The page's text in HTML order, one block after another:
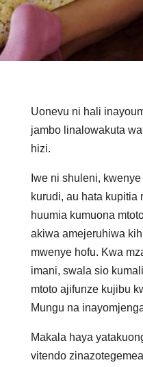
Uonevu ni hali
jambo linalowakuta
hizi.
Iwe ni shuleni,
kurudi, au hata kupitia
huumia kumuona
akiwa amejeruhiwa
mwenye hofu. Kwa
imani, swala sio
mtoto ajifunze kujibu
Mungu na
Makala haya
vitendo